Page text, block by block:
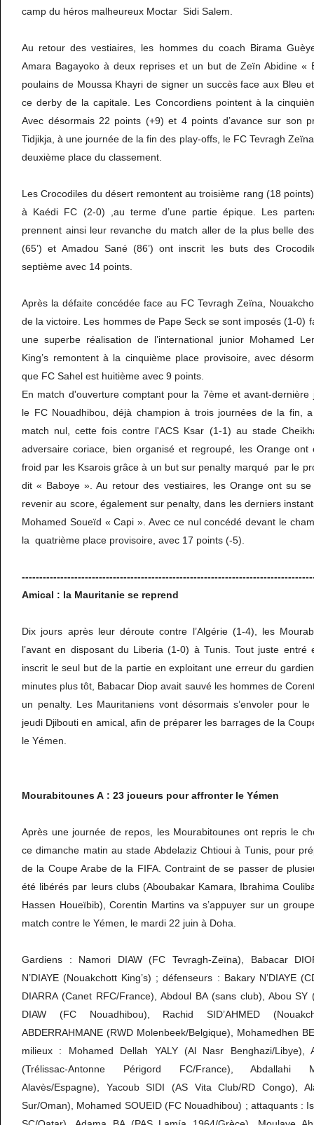
camp du héros malheureux Moctar Sidi Salem.
Au retour des vestiaires, les hommes du coach Birama
Amara Bagayoko à deux reprises et un but de Zeïn Abidine «
poulains de Moussa Khayri de signer un succès face aux Bleu
ce derby de la capitale. Les Concordiens pointent à la
Avec désormais 22 points (+9) et 4 points d’avance sur son
Tidjikja, à une journée de la fin des play-offs, le FC Tevragh
deuxième place du classement.
Les Crocodiles du désert remontent au troisième rang (18
à Kaédi FC (2-0) ,au terme d’une partie épique. Les
prennent ainsi leur revanche du match aller de la plus belle
(65’) et Amadou Sané (86’) ont inscrit les buts des
septième avec 14 points.
Après la défaite concédée face au FC Tevragh Zeïna,
de la victoire. Les hommes de Pape Seck se sont imposés (1-0)
une superbe réalisation de l’international junior Mohamed
King’s remontent à la cinquième place provisoire, avec
que FC Sahel est huitième avec 9 points.
En match d'ouverture comptant pour la 7ème et avant-dernière
le FC Nouadhibou, déjà champion à trois journées de la fin,
match nul, cette fois contre l'ACS Ksar (1-1) au stade
adversaire coriace, bien organisé et regroupé, les Orange ont
froid par les Ksarois grâce à un but sur penalty marqué par le
dit « Baboye ». Au retour des vestiaires, les Orange ont su
revenir au score, également sur penalty, dans les derniers
Mohamed Soueïd « Capi ». Avec ce nul concédé devant le
la quatrième place provisoire, avec 17 points (-5).
Amical : la Mauritanie se reprend
Dix jours après leur déroute contre l’Algérie (1-4), les
l’avant en disposant du Liberia (1-0) à Tunis. Tout juste entré
inscrit le seul but de la partie en exploitant une erreur du
minutes plus tôt, Babacar Diop avait sauvé les hommes de
un penalty. Les Mauritaniens vont désormais s’envoler pour
jeudi Djibouti en amical, afin de préparer les barrages de la
le Yémen.
Mourabitounes A : 23 joueurs pour affronter le Yémen
Après une journée de repos, les Mourabitounes ont repris le
ce dimanche matin au stade Abdelaziz Chtioui à Tunis, pour
de la Coupe Arabe de la FIFA. Contraint de se passer de
été libérés par leurs clubs (Aboubakar Kamara, Ibrahima
Hassen Houeïbib), Corentin Martins va s’appuyer sur un
match contre le Yémen, le mardi 22 juin à Doha.
Gardiens : Namori DIAW (FC Tevragh-Zeïna), Babacar
N’DIAYE (Nouakchott King’s) ; défenseurs : Bakary N’DIAYE
DIARRA (Canet RFC/France), Abdoul BA (sans club), Abou
DIAW (FC Nouadhibou), Rachid SID’AHMED
ABDERRAHMANE (RWD Molenbeek/Belgique), Mohamedhen
milieux : Mohamed Dellah YALY (Al Nasr Benghazi/Libye),
(Trélissac-Antonne Périgord FC/France), Abdallahi
Alavès/Espagne), Yacoub SIDI (AS Vita Club/RD Congo),
Sur/Oman), Mohamed SOUEID (FC Nouadhibou) ; attaquants :